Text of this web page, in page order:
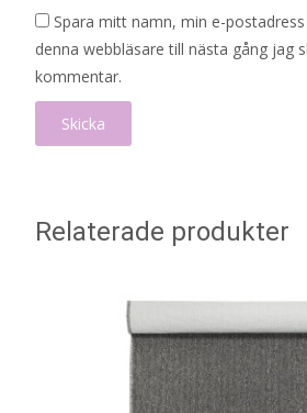
Spara mitt namn, min e-
denna webbläsare till nästa gång jag
kommentar.
Relaterade produkter